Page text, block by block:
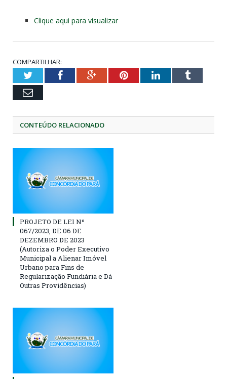
Clique aqui para visualizar
COMPARTILHAR:
TwitterFacebookGoogle+PinterestLinkedInTumblr
Email
CONTEÚDO RELACIONADO
PROJETO DE LEI Nº
067/2023, DE 06 DE
DEZEMBRO DE 2023
(Autoriza o Poder Executivo
Municipal a Alienar Imóvel
Urbano para Fins de
Regularização Fundiária e Dá
Outras Providências)